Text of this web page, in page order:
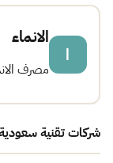
ا
الانماء
مصرف
شركات تقنية